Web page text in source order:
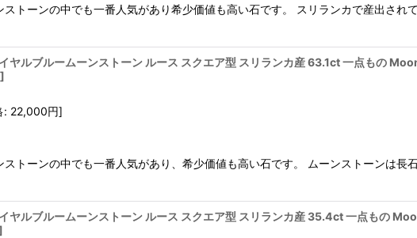
トーンの中でも一番人気があり希少価値も高い石です。 スリランカで産出さ
ヤルブルームーンストーン ルース スクエア型 スリランカ産 63.1ct 一点もの
]
: 22,000円]
トーンの中でも一番人気があり、希少価値も高い石です。 ムーンストーンは
イヤルブルームーンストーン ルース スクエア型 スリランカ産 35.4ct 一点もの